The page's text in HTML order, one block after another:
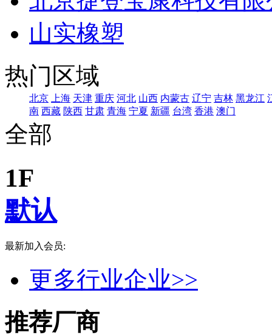
山实橡塑
热门区域
北京 上海 天津 重庆 河北 山西 内蒙古 辽宁 吉林 黑龙江
南 西藏 陕西 甘肃 青海 宁夏 新疆 台湾 香港 澳门
全部
1F
默认
最新加入会员:
苏州冰雪电子有限公司
宝鸡市立坤钛业有限公司
深圳市朝华广告有限公司
上海康越工业皮带有限公司
好益佳（济南）食品科技有限公司
更多行业企业>>
推荐厂商